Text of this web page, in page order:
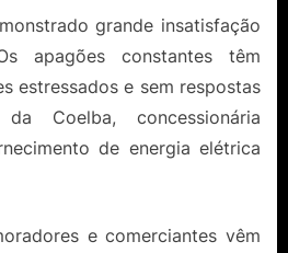
grande insatisfação
apagões constantes têm
estressados e sem respostas
Coelba, concessionária
de energia elétrica
e comerciantes vêm